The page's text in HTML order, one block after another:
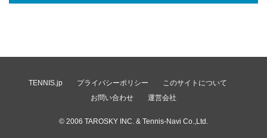
TENNIS.jp プライバシーポリシー
このサイトについて
お問い合わせ
運営会社
© 2006 TAROSKY INC. & Tennis-Navi Co.,Ltd.